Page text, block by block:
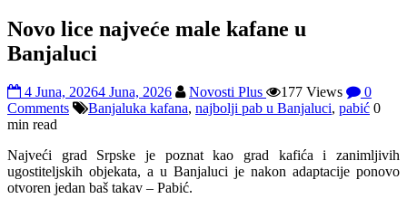
Novo lice najveće male kafane u
Banjaluci
4 Juna, 20264 Juna, 2026 Novosti Plus 177 Views
0
Comments
Banjaluka kafana, najbolji pab u Banjaluci, pabić 0
min read
Najveći grad Srpske je poznat kao grad kafića i zanimljivih
ugostiteljskih objekata, a u Banjaluci je nakon adaptacije ponovo
otvoren jedan baš takav – Pabić.